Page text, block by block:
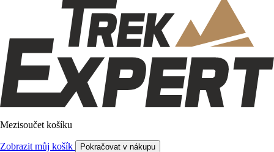
Mezisoučet košíku
Zobrazit můj košík Pokračovat v nákupu